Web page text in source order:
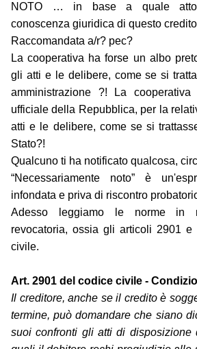
NOTO … in base a quale atto
conoscenza giuridica di questo
Raccomandata a/r? pec?
La cooperativa ha forse un albo
gli atti e le delibere, come se si
amministrazione ?! La
ufficiale della Repubblica, per la
atti e le delibere, come se si
Stato?!
Qualcuno ti ha notificato qualcosa,
“Necessariamente noto” è
infondata e priva di riscontro
Adesso leggiamo le norme in
revocatoria, ossia gli articoli 2901
civile.
Art. 2901 del codice civile -
Il creditore, anche se il credito è
termine, può domandare che siano
suoi confronti gli atti di disposizione